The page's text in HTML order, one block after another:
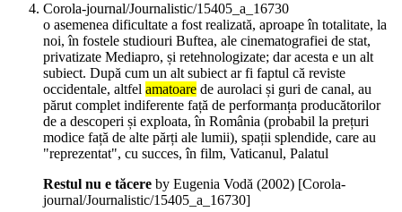
Corola-journal/Journalistic/15405_a_16730
o asemenea dificultate a fost realizată, aproape în totalitate, la
noi, în fostele studiouri Buftea, ale cinematografiei de stat,
privatizate Mediapro, și retehnologizate; dar acesta e un alt
subiect. După cum un alt subiect ar fi faptul că reviste
occidentale, altfel amatoare de aurolaci și guri de canal, au
părut complet indiferente față de performanța producătorilor
de a descoperi și exploata, în România (probabil la prețuri
modice față de alte părți ale lumii), spații splendide, care au
"reprezentat", cu succes, în film, Vaticanul, Palatul
Restul nu e tăcere by Eugenia Vodă (2002) [Corola-
journal/Journalistic/15405_a_16730]